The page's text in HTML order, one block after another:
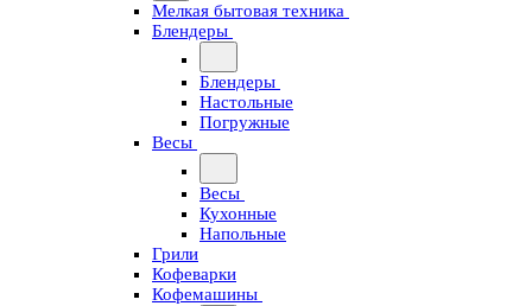
Мелкая бытовая техника
Блендеры
Блендеры
Настольные
Погружные
Весы
Весы
Кухонные
Напольные
Грили
Кофеварки
Кофемашины